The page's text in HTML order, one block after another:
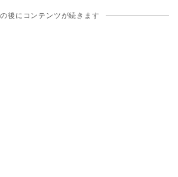
後にコンテンツが続きます